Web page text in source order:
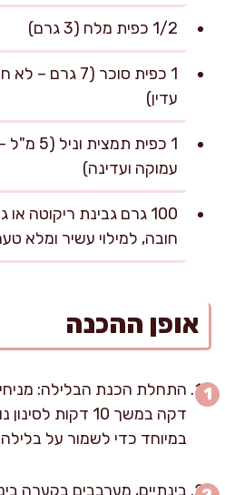
1/2 כפית מלח (3 גרם)
1 כפית סוכר (7
עדין)
1 כפית
עמוקה ועדינה)
100 גרם גבינת ריקוטה
חובה, למילוי עשיר ומלא
אופן ההכנה
התחלת הכנת הבלילה:
דקה במשך 10 דקות
במיוחד כדי לשמור על בלילה
בינתיים, מערבבים בקערה